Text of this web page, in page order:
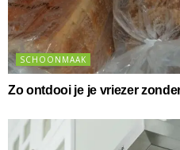
SCHOONMAAK
Zo ontdooi je je vriezer